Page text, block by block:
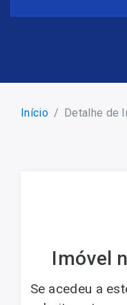
Início Detalhe de
Imóvel
Se acedeu a